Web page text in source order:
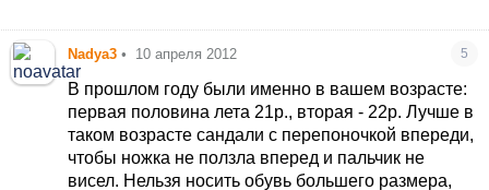
Nadya3 • 10 апреля 2012 5
В прошлом году были именно в вашем возрасте:
первая половина лета 21р., вторая - 22р. Лучше в
таком возрасте сандали с перепоночкой впереди,
чтобы ножка не ползла вперед и пальчик не
висел. Нельзя носить обувь большего размера,